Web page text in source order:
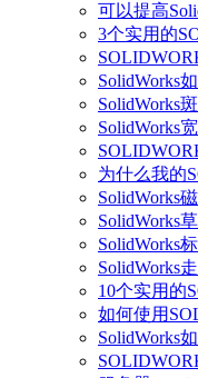
可以提高
3个实用的
SolidWorks
SolidWorks
SolidWorks
为什么我的
SolidWorks
SolidWorks
SolidWorks
SolidWorks
10个实用的
如何使用
SolidWorks